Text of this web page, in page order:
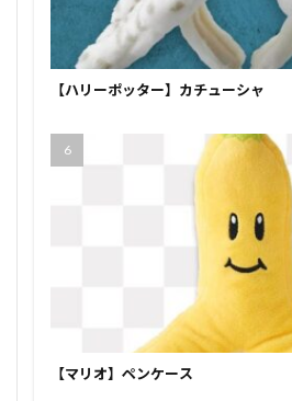
【ハリーポッター】カチューシャ
【マリオ】ペンケース